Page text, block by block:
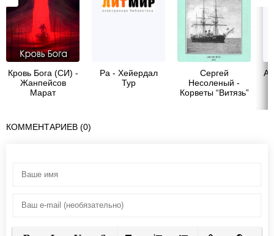
Кровь Бога (СИ) -
Жанпейсов
Марат
Ра - Хейердал
Тур
Сергей
Несоленый -
Корветы “Витязь”
КОММЕНТАРИЕВ (0)